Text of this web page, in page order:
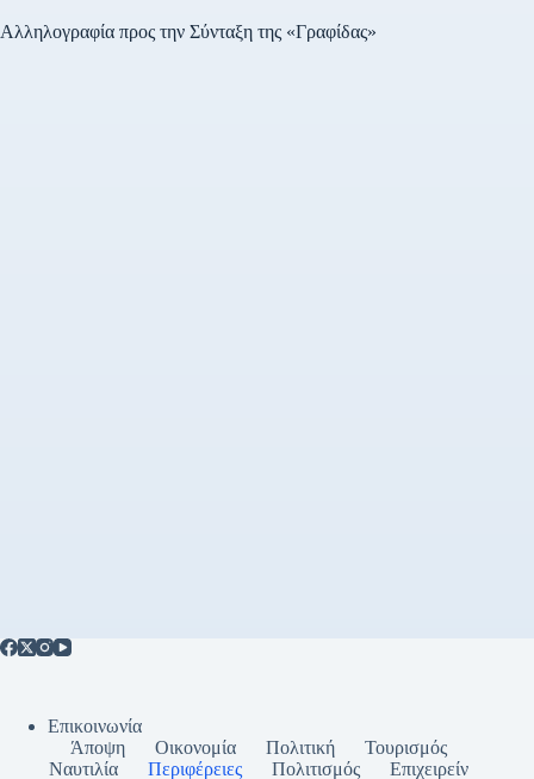
Αλληλογραφία προς την Σύνταξη της «Γραφίδας»
Επικοινωνία
Άποψη
Οικονομία Πολιτική
Τουρισμός
Ναυτιλία
Περιφέρειες Πολιτισμός Επιχειρείν